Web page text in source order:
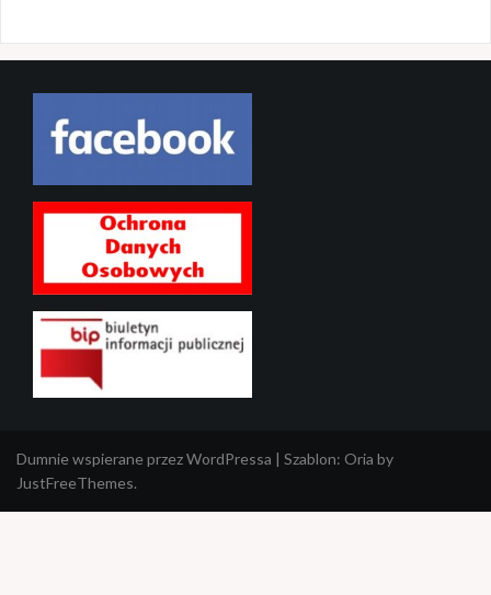
Dumnie wspierane przez WordPressa | Szablon: Oria by
JustFreeThemes.